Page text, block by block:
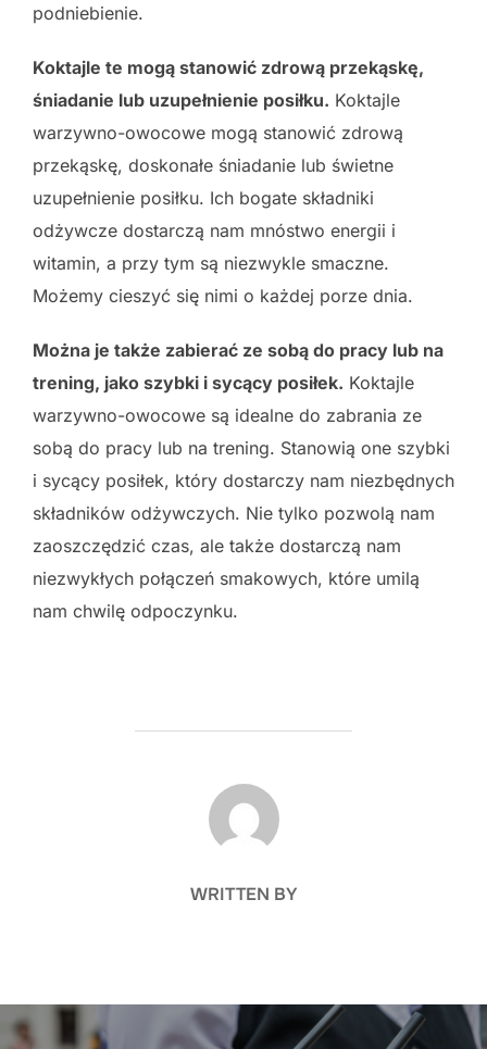
podniebienie.
Koktajle te mogą stanowić zdrową przekąskę,
śniadanie lub uzupełnienie posiłku. Koktajle
warzywno-owocowe mogą stanowić zdrową
przekąskę, doskonałe śniadanie lub świetne
uzupełnienie posiłku. Ich bogate składniki
odżywcze dostarczą nam mnóstwo energii i
witamin, a przy tym są niezwykle smaczne.
Możemy cieszyć się nimi o każdej porze dnia.
Można je także zabierać ze sobą do pracy lub na
trening, jako szybki i sycący posiłek. Koktajle
warzywno-owocowe są idealne do zabrania ze
sobą do pracy lub na trening. Stanowią one szybki
i sycący posiłek, który dostarczy nam niezbędnych
składników odżywczych. Nie tylko pozwolą nam
zaoszczędzić czas, ale także dostarczą nam
niezwykłych połączeń smakowych, które umilą
nam chwilę odpoczynku.
POST AUTHOR
WRITTEN BY
Nawigacja